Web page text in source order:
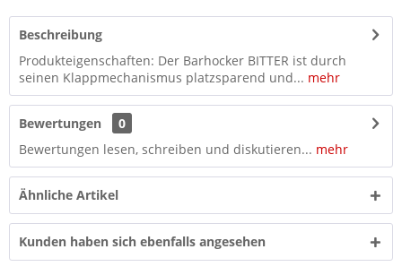
Beschreibung
Produkteigenschaften: Der Barhocker BITTER ist durch
seinen Klappmechanismus platzsparend und... mehr
Bewertungen
0
Bewertungen lesen, schreiben und diskutieren... mehr
Ähnliche Artikel
Kunden haben sich ebenfalls angesehen